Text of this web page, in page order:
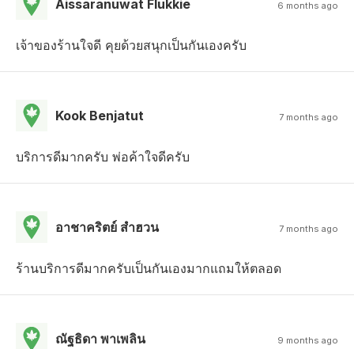
Aissaranuwat Flukkie 6 months ago
เจ้าของร้านใจดี คุยด้วยสนุกเป็นกันเองครับ
Kook Benjatut 7 months ago
บริการดีมากครับ พ่อค้าใจดีครับ
อาชาคริตย์ สําฮวน 7 months ago
ร้านบริการดีมากครับเป็นกันเองมากแถมให้ตลอด
ณัฐธิดา พาเพลิน 9 months ago